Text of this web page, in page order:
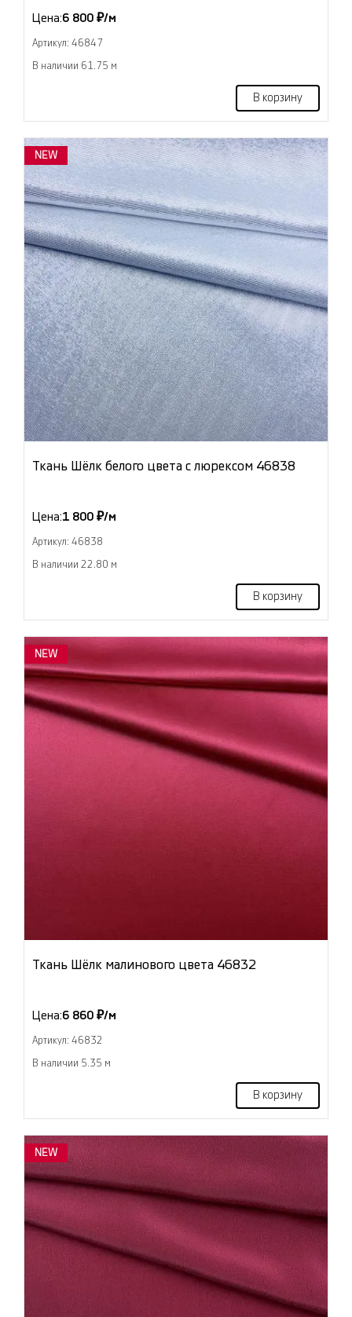
Цена:6 800 ₽/м
Артикул: 46847
В наличии 61.75 м
В корзину
NEW
Ткань Шёлк белого цвета с люрексом 46838
Цена:1 800 ₽/м
Артикул: 46838
В наличии 22.80 м
В корзину
NEW
Ткань Шёлк малинового цвета 46832
Цена:6 860 ₽/м
Артикул: 46832
В наличии 5.35 м
В корзину
NEW